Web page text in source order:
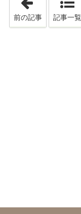
前の記事 記事一覧